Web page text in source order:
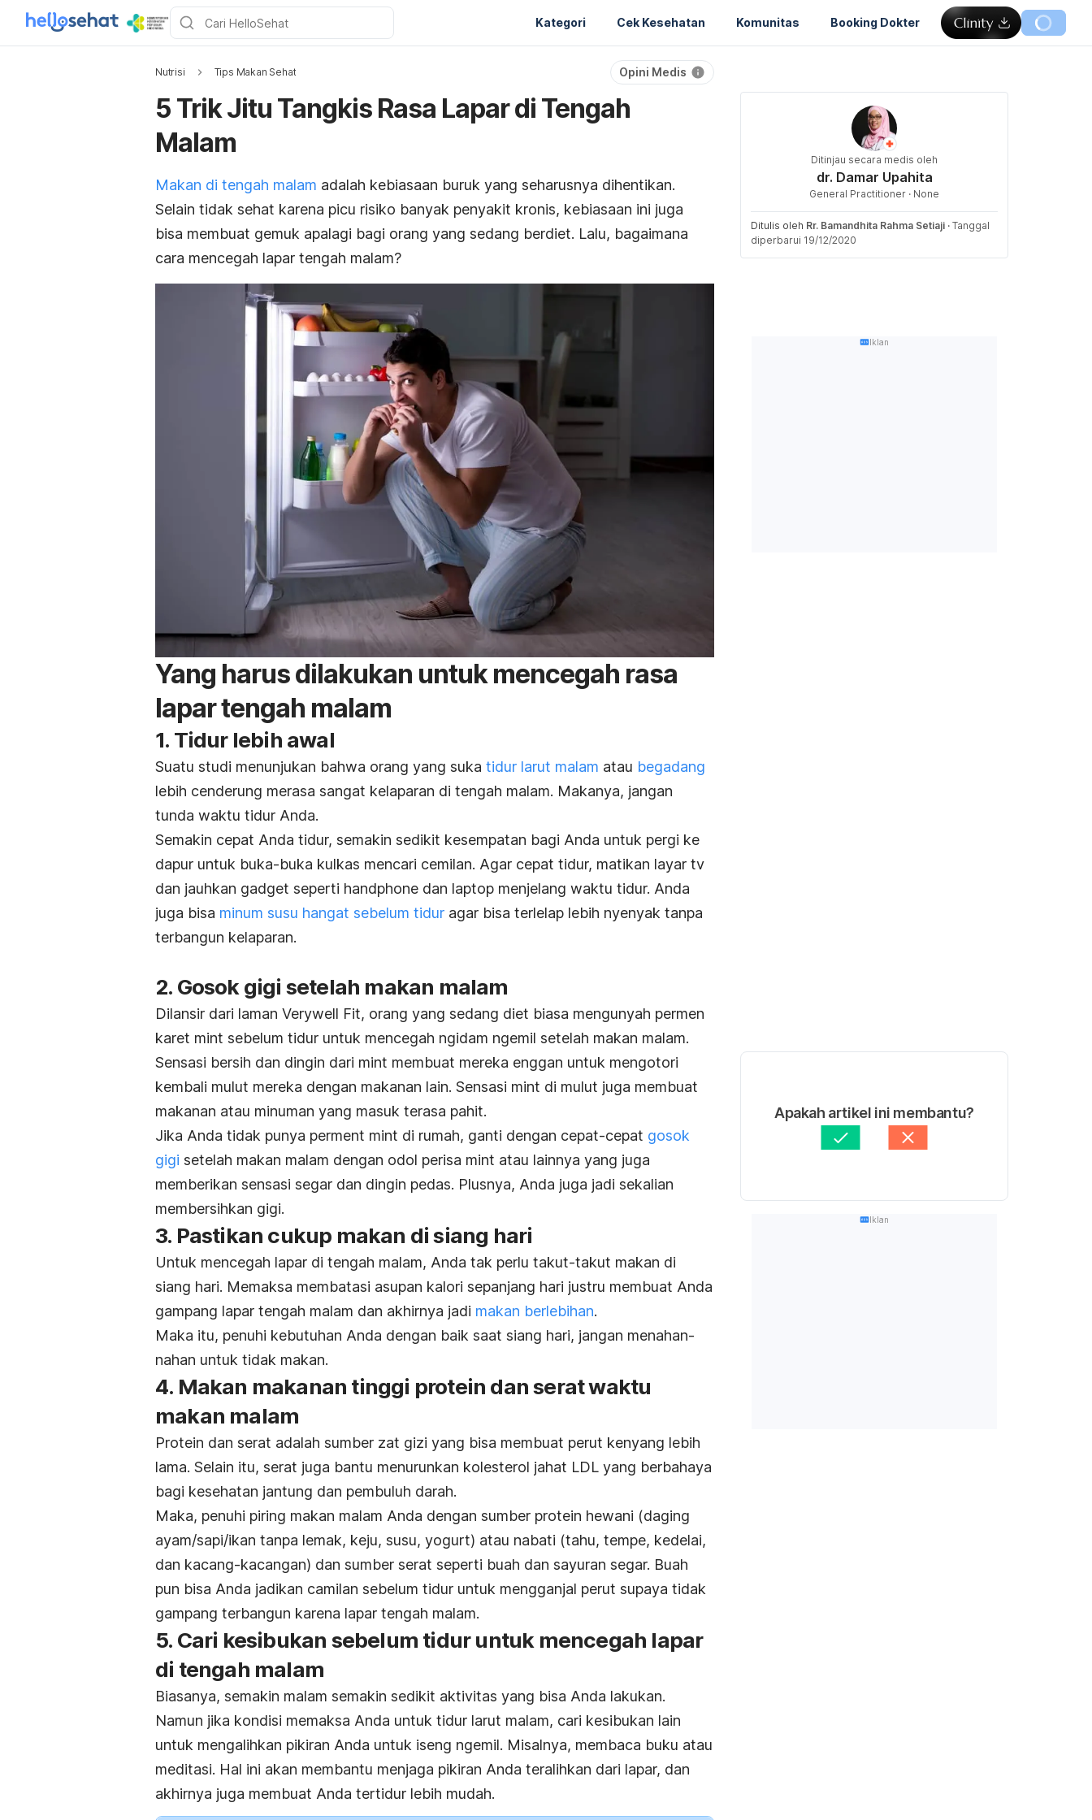
Kategori Cek Kesehatan Komunitas Booking Dokter
Nutrisi Tips Makan Sehat Opini Medis
5 Trik Jitu Tangkis Rasa Lapar di Tengah
Malam
Makan di tengah malam adalah kebiasaan buruk yang seharusnya dihentikan.
Selain tidak sehat karena picu risiko banyak penyakit kronis, kebiasaan ini juga
bisa membuat gemuk apalagi bagi orang yang sedang berdiet. Lalu, bagaimana
cara mencegah lapar tengah malam?
Yang harus dilakukan untuk mencegah rasa
lapar tengah malam
1. Tidur lebih awal
Suatu studi menunjukan bahwa orang yang suka tidur larut malam atau begadang
lebih cenderung merasa sangat kelaparan di tengah malam. Makanya, jangan
tunda waktu tidur Anda.
Semakin cepat Anda tidur, semakin sedikit kesempatan bagi Anda untuk pergi ke
dapur untuk buka-buka kulkas mencari cemilan. Agar cepat tidur, matikan layar tv
dan jauhkan gadget seperti handphone dan laptop menjelang waktu tidur. Anda
juga bisa minum susu hangat sebelum tidur agar bisa terlelap lebih nyenyak tanpa
terbangun kelaparan.
2. Gosok gigi setelah makan malam
Dilansir dari laman Verywell Fit, orang yang sedang diet biasa mengunyah permen
karet mint sebelum tidur untuk mencegah ngidam ngemil setelah makan malam.
Sensasi bersih dan dingin dari mint membuat mereka enggan untuk mengotori
kembali mulut mereka dengan makanan lain. Sensasi mint di mulut juga membuat
makanan atau minuman yang masuk terasa pahit.
Jika Anda tidak punya perment mint di rumah, ganti dengan cepat-cepat gosok
gigi setelah makan malam dengan odol perisa mint atau lainnya yang juga
memberikan sensasi segar dan dingin pedas. Plusnya, Anda juga jadi sekalian
membersihkan gigi.
3. Pastikan cukup makan di siang hari
Untuk mencegah lapar di tengah malam, Anda tak perlu takut-takut makan di
siang hari. Memaksa membatasi asupan kalori sepanjang hari justru membuat Anda
gampang lapar tengah malam dan akhirnya jadi makan berlebihan.
Maka itu, penuhi kebutuhan Anda dengan baik saat siang hari, jangan menahan-
nahan untuk tidak makan.
4. Makan makanan tinggi protein dan serat waktu
makan malam
Protein dan serat adalah sumber zat gizi yang bisa membuat perut kenyang lebih
lama. Selain itu, serat juga bantu menurunkan kolesterol jahat LDL yang berbahaya
bagi kesehatan jantung dan pembuluh darah.
Maka, penuhi piring makan malam Anda dengan sumber protein hewani (daging
ayam/sapi/ikan tanpa lemak, keju, susu, yogurt) atau nabati (tahu, tempe, kedelai,
dan kacang-kacangan) dan sumber serat seperti buah dan sayuran segar. Buah
pun bisa Anda jadikan camilan sebelum tidur untuk mengganjal perut supaya tidak
gampang terbangun karena lapar tengah malam.
5. Cari kesibukan sebelum tidur untuk mencegah lapar
di tengah malam
Biasanya, semakin malam semakin sedikit aktivitas yang bisa Anda lakukan.
Namun jika kondisi memaksa Anda untuk tidur larut malam, cari kesibukan lain
untuk mengalihkan pikiran Anda untuk iseng ngemil. Misalnya, membaca buku atau
meditasi. Hal ini akan membantu menjaga pikiran Anda teralihkan dari lapar, dan
akhirnya juga membuat Anda tertidur lebih mudah.
Ditinjau secara medis oleh
dr. Damar Upahita
General Practitioner · None
Ditulis oleh Rr. Bamandhita Rahma Setiaji · Tanggal
diperbarui 19/12/2020
Iklan
Apakah artikel ini membantu?
Iklan